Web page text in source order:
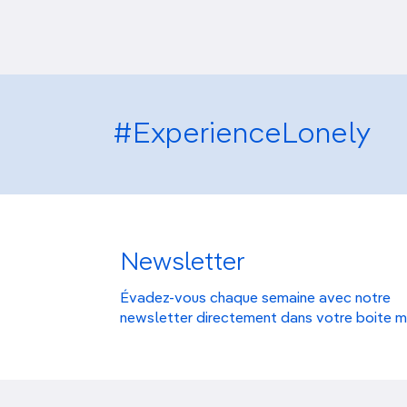
#ExperienceLonely
Newsletter
Évadez-vous chaque semaine avec notre
newsletter directement dans votre boite